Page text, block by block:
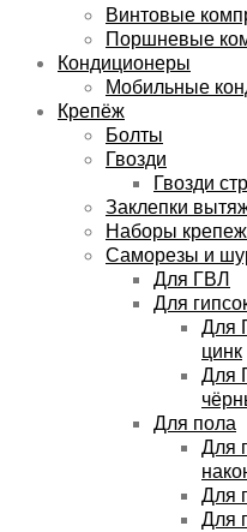
Винтовые
Поршневые
Кондиционеры
Мобильные
Крепёж
Болты
Гвозди
Гвозди
Заклепки
Наборы
Саморезы и
Для ГВЛ
Для
Для
цинк
Для
Для пола
Для
Для
Для